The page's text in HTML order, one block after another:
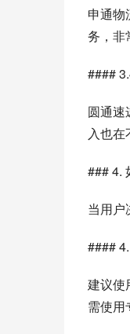
申通物
务，非
####
圆通速
入也在
### 4.
当用户
####
建议使
需使用